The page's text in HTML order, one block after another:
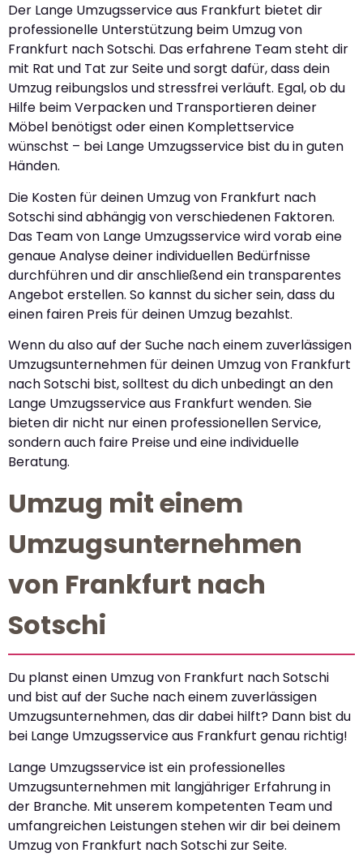
Der Lange Umzugsservice aus Frankfurt bietet dir
professionelle Unterstützung beim Umzug von
Frankfurt nach Sotschi. Das erfahrene Team steht dir
mit Rat und Tat zur Seite und sorgt dafür, dass dein
Umzug reibungslos und stressfrei verläuft. Egal, ob du
Hilfe beim Verpacken und Transportieren deiner
Möbel benötigst oder einen Komplettservice
wünschst – bei Lange Umzugsservice bist du in guten
Händen.
Die Kosten für deinen Umzug von Frankfurt nach
Sotschi sind abhängig von verschiedenen Faktoren.
Das Team von Lange Umzugsservice wird vorab eine
genaue Analyse deiner individuellen Bedürfnisse
durchführen und dir anschließend ein transparentes
Angebot erstellen. So kannst du sicher sein, dass du
einen fairen Preis für deinen Umzug bezahlst.
Wenn du also auf der Suche nach einem zuverlässigen
Umzugsunternehmen für deinen Umzug von Frankfurt
nach Sotschi bist, solltest du dich unbedingt an den
Lange Umzugsservice aus Frankfurt wenden. Sie
bieten dir nicht nur einen professionellen Service,
sondern auch faire Preise und eine individuelle
Beratung.
Umzug mit einem
Umzugsunternehmen
von Frankfurt nach
Sotschi
Du planst einen Umzug von Frankfurt nach Sotschi
und bist auf der Suche nach einem zuverlässigen
Umzugsunternehmen, das dir dabei hilft? Dann bist du
bei Lange Umzugsservice aus Frankfurt genau richtig!
Lange Umzugsservice ist ein professionelles
Umzugsunternehmen mit langjähriger Erfahrung in
der Branche. Mit unserem kompetenten Team und
umfangreichen Leistungen stehen wir dir bei deinem
Umzug von Frankfurt nach Sotschi zur Seite.